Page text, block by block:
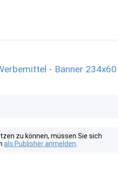
- Banner 234x60
zu können, müssen Sie sich
als Publisher anmelden